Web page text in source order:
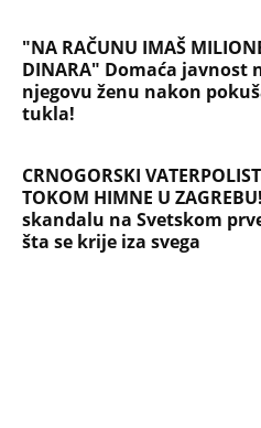
"NA RAČUNU IMAŠ
DINARA" Domaća javnost
njegovu ženu nakon
tukla!
CRNOGORSKI
TOKOM HIMNE U
skandalu na Svetskom
šta se krije iza svega